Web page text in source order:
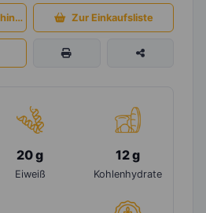
Zur Einkaufsliste
20 g
Eiweiß
12 g
Kohlenhydrate